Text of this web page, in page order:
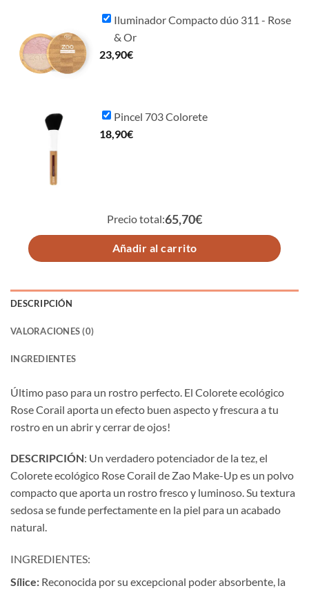
Iluminador Compacto dúo 311 - Rose
& Or
23,90€
Pincel 703 Colorete
18,90€
Precio total:65,70€
Añadir al carrito
DESCRIPCIÓN
VALORACIONES (0)
INGREDIENTES
Último paso para un rostro perfecto. El Colorete ecológico
Rose Corail aporta un efecto buen aspecto y frescura a tu
rostro en un abrir y cerrar de ojos!
DESCRIPCIÓN: Un verdadero potenciador de la tez, el
Colorete ecológico Rose Corail de Zao Make-Up es un polvo
compacto que aporta un rostro fresco y luminoso. Su textura
sedosa se funde perfectamente en la piel para un acabado
natural.
INGREDIENTES:
Sílice: Reconocida por su excepcional poder absorbente, la